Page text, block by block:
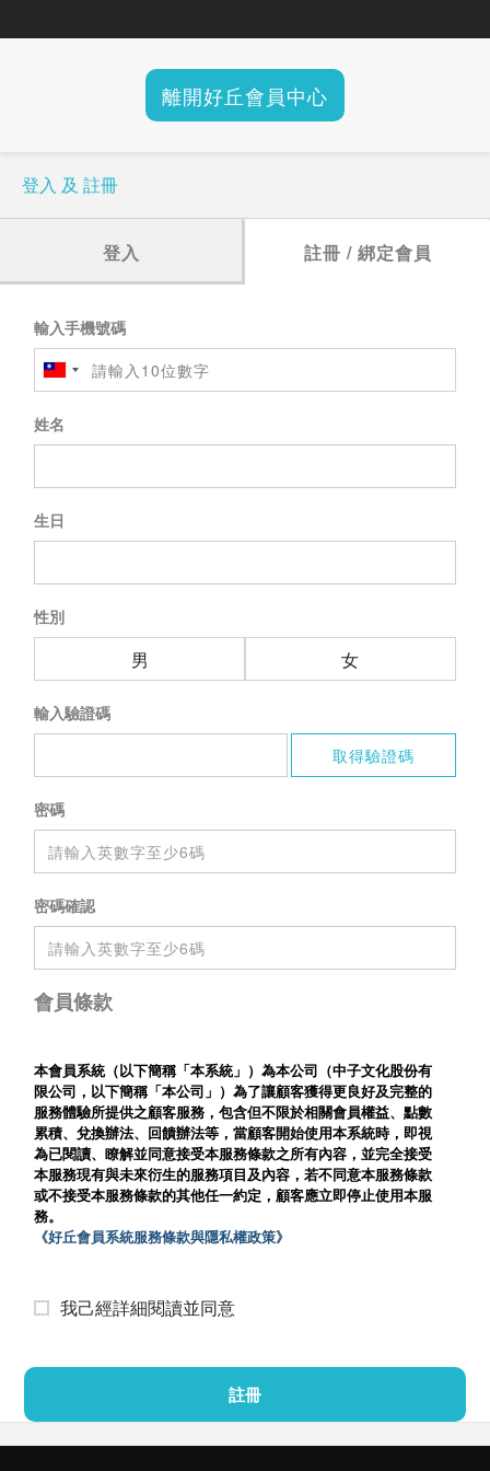
離開好丘會員中心
登入 及 註冊
登入 註冊 / 綁定會員
輸入手機號碼
姓名
生日
性別
男 女
輸入驗證碼
密碼
密碼確認
會員條款
本會員系統（以下簡稱「本系統」）為本公司（中子文化股份有
限公司，以下簡稱「本公司」）為了讓顧客獲得更良好及完整的
服務體驗所提供之顧客服務，包含但不限於相關會員權益、點數
累積、兌換辦法、回饋辦法等，當顧客開始使用本系統時，即視
為已閱讀、瞭解並同意接受本服務條款之所有內容，並完全接受
本服務現有與未來衍生的服務項目及內容，若不同意本服務條款
或不接受本服務條款的其他任一約定，顧客應立即停止使用本服
務。
《好丘會員系統服務條款與隱私權政策》
我己經詳細閱讀並同意
註冊